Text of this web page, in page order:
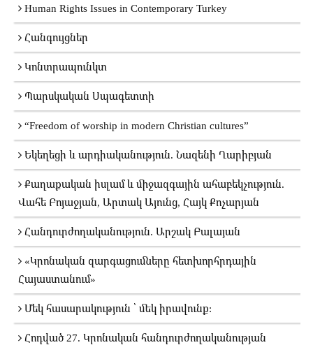
Human Rights Issues in Contemporary Turkey
Հանգույցներ
Կոնտրապունկտ
Պարսկական Սպագետտի
“Freedom of worship in modern Christian cultures”
Եկեղեցի և արդիականություն. Նազենի Ղարիբյան
Քաղաքական իսլամ և միջազգային ահաբեկչություն.
Վահե Բոյաջյան, Արտակ Այունց, Հայկ Քոչարյան
Հանդուրժողականություն. Արշակ Բալայան
«Կրոնական զարգացումները հետխորհրդային
Հայաստանում»
Մեկ հասարակություն ՝ մեկ իրավունք:
Հոդված 27. Կրոնական հանդուրժողականության